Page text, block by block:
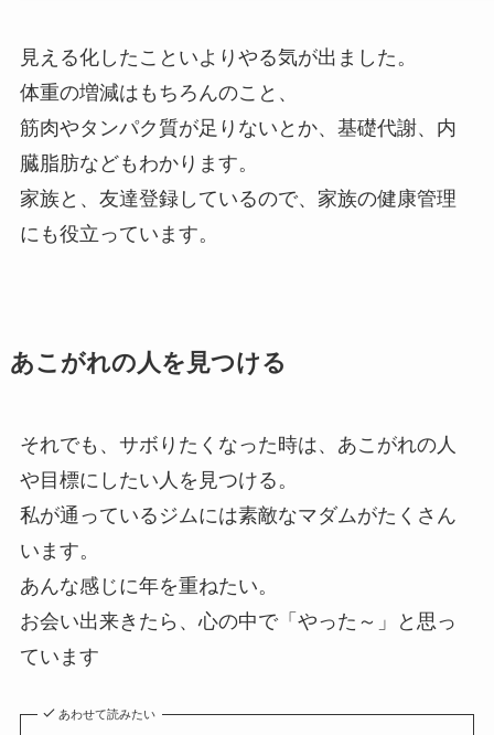
見える化したこといよりやる気が出ました。
体重の増減はもちろんのこと、
筋肉やタンパク質が足りないとか、基礎代謝、内
臓脂肪などもわかります。
家族と、友達登録しているので、家族の健康管理
にも役立っています。
あこがれの人を見つける
それでも、サボりたくなった時は、あこがれの人
や目標にしたい人を見つける。
私が通っているジムには素敵なマダムがたくさん
います。
あんな感じに年を重ねたい。
お会い出来きたら、心の中で「やった～」と思っ
ています
あわせて読みたい